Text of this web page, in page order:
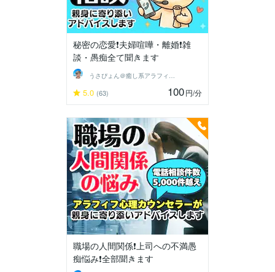
秘密の恋愛❗夫婦喧嘩・離婚❗雑
談・愚痴全て聞きます
うさぴょん＠癒し系アラフィフ心寄り添い人
5.0 (63) 100円/分
職場の人間関係❗上司への不満愚
痴悩み❗全部聞きます